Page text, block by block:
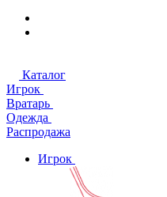
Каталог
Игрок
Вратарь
Одежда
Распродажа
Игрок